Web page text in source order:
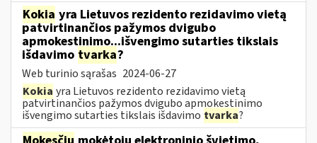
Kokia yra Lietuvos rezidento rezidavimo vietą
patvirtinančios pažymos dvigubo
apmokestinimo...išvengimo sutarties tikslais
išdavimo tvarka?
Web turinio sąrašas 2024-06-27
Kokia yra Lietuvos rezidento rezidavimo vietą
patvirtinančios pažymos dvigubo apmokestinimo
išvengimo sutarties tikslais išdavimo tvarka?